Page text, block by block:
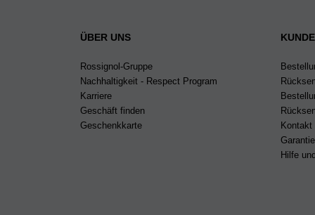
ÜBER UNS
Rossignol-Gruppe
Nachhaltigkeit - Respect Program
Karriere
Geschäft finden
Geschenkkarte
Kontakt
Hilfe